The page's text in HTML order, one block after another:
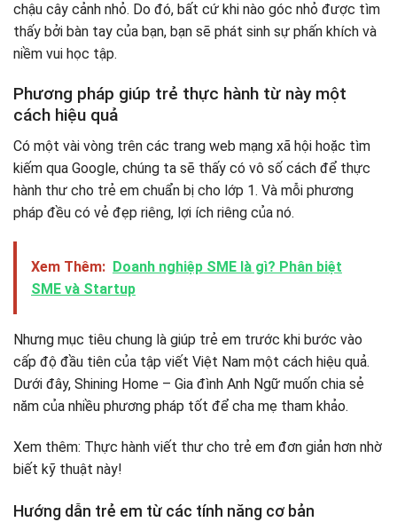
chậu cây cảnh nhỏ. Do đó, bất cứ khi nào góc nhỏ được tìm
thấy bởi bàn tay của bạn, bạn sẽ phát sinh sự phấn khích và
niềm vui học tập.
Phương pháp giúp trẻ thực hành từ này một
cách hiệu quả
Có một vài vòng trên các trang web mạng xã hội hoặc tìm
kiếm qua Google, chúng ta sẽ thấy có vô số cách để thực
hành thư cho trẻ em chuẩn bị cho lớp 1. Và mỗi phương
pháp đều có vẻ đẹp riêng, lợi ích riêng của nó.
Xem Thêm: Doanh nghiệp SME là gì? Phân biệt
SME và Startup
Nhưng mục tiêu chung là giúp trẻ em trước khi bước vào
cấp độ đầu tiên của tập viết Việt Nam một cách hiệu quả.
Dưới đây, Shining Home – Gia đình Anh Ngữ muốn chia sẻ
năm của nhiều phương pháp tốt để cha mẹ tham khảo.
Xem thêm: Thực hành viết thư cho trẻ em đơn giản hơn nhờ
biết kỹ thuật này!
Hướng dẫn trẻ em từ các tính năng cơ bản